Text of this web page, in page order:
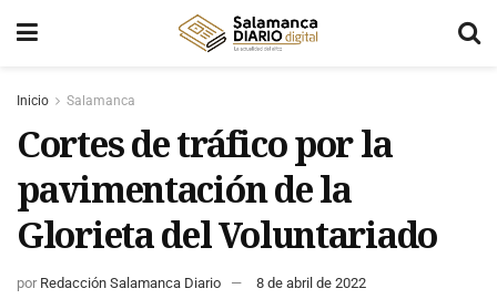
Inicio Salamanca
Cortes de tráfico por la
pavimentación de la
Glorieta del Voluntariado
por Redacción Salamanca Diario 8 de abril de 2022